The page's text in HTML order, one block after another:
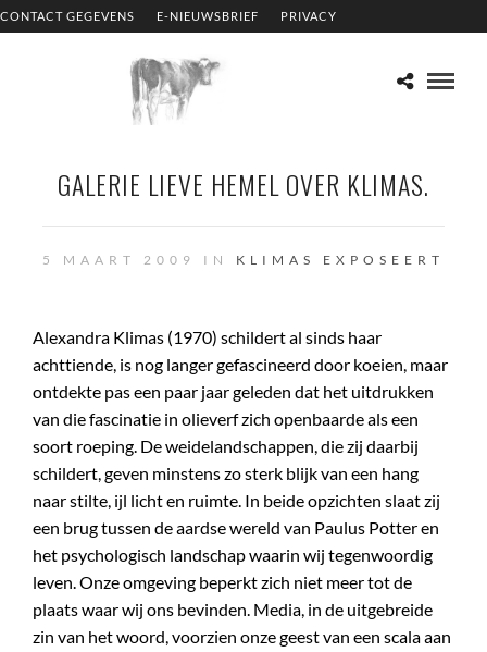
CONTACT GEGEVENS E-NIEUWSBRIEF PRIVACY
GALERIE LIEVE HEMEL OVER KLIMAS.
5 MAART 2009 IN KLIMAS EXPOSEERT
Alexandra Klimas (1970) schildert al sinds haar
achttiende, is nog langer gefascineerd door koeien, maar
ontdekte pas een paar jaar geleden dat het uitdrukken
van die fascinatie in olieverf zich openbaarde als een
soort roeping. De weidelandschappen, die zij daarbij
schildert, geven minstens zo sterk blijk van een hang
naar stilte, ijl licht en ruimte. In beide opzichten slaat zij
een brug tussen de aardse wereld van Paulus Potter en
het psychologisch landschap waarin wij tegenwoordig
leven. Onze omgeving beperkt zich niet meer tot de
plaats waar wij ons bevinden. Media, in de uitgebreide
zin van het woord, voorzien onze geest van een scala aan